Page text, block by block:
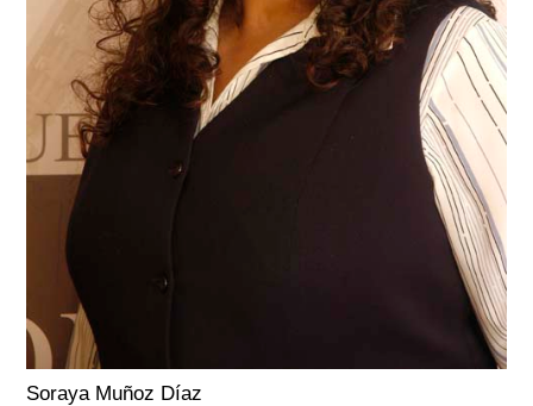
Soraya Muñoz Díaz